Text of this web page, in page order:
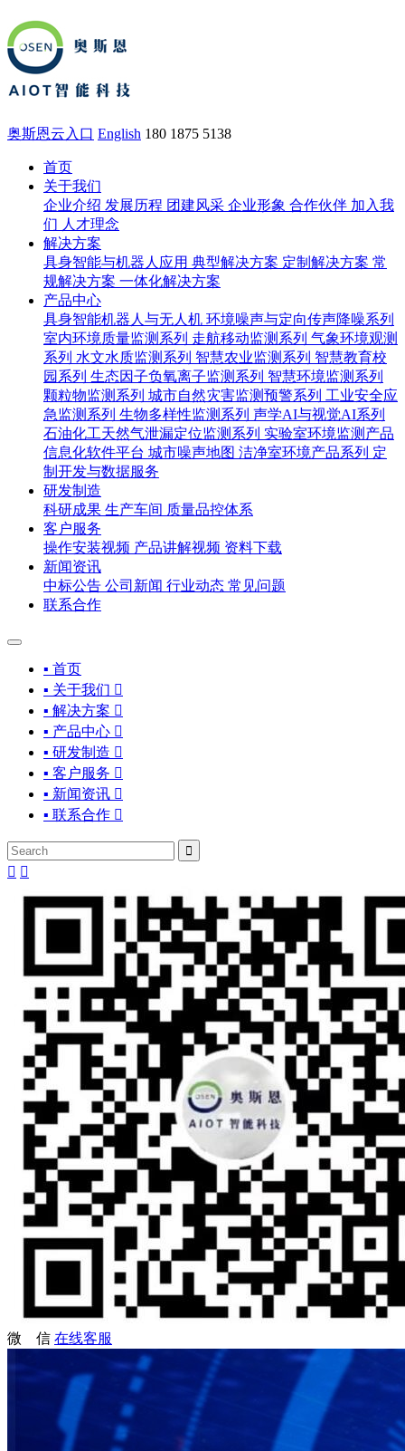
奥斯恩云入口 English 180 1875 5138
首页
关于我们
企业介绍 发展历程 团建风采 企业形象 合作伙伴 加入我
们 人才理念
解决方案
具身智能与机器人应用 典型解决方案 定制解决方案 常
规解决方案 一体化解决方案
产品中心
具身智能机器人与无人机 环境噪声与定向传声降噪系列
室内环境质量监测系列 走航移动监测系列 气象环境观测
系列 水文水质监测系列 智慧农业监测系列 智慧教育校
园系列 生态因子负氧离子监测系列 智慧环境监测系列
颗粒物监测系列 城市自然灾害监测预警系列 工业安全应
急监测系列 生物多样性监测系列 声学AI与视觉AI系列
石油化工天然气泄漏定位监测系列 实验室环境监测产品
信息化软件平台 城市噪声地图 洁净室环境产品系列 定
制开发与数据服务
研发制造
科研成果 生产车间 质量品控体系
客户服务
操作安装视频 产品讲解视频 资料下载
新闻资讯
中标公告 公司新闻 行业动态 常见问题
联系合作
▪ 首页
▪ 关于我们 
▪ 解决方案 
▪ 产品中心 
▪ 研发制造 
▪ 客户服务 
▪ 新闻资讯 
▪ 联系合作 

 
微 信 在线客服